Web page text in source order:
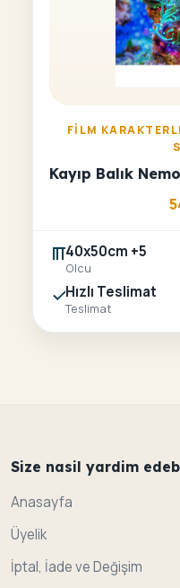
FILM
Kayıp Balık
40x50cm +5
Olcu
Hızlı Teslimat
Teslimat
Size nasil yardim
Anasayfa
Üyelik
İptal, İade ve Değişim